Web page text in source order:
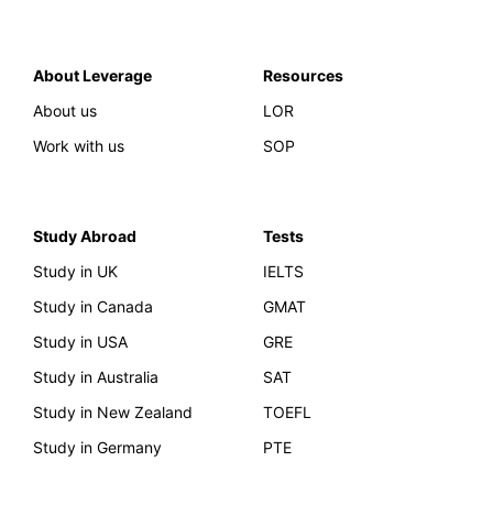
About Leverage
About us
Work with us
Resources
LOR
SOP
Study Abroad
Study in UK
Study in Canada
Study in USA
Study in Australia
Study in New Zealand
Study in Germany
Tests
IELTS
GMAT
GRE
SAT
TOEFL
PTE